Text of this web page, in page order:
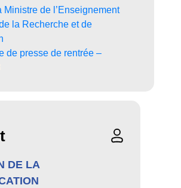
Ministre de l’Enseignement
la Recherche et de
de presse de rentrée –
DE LA